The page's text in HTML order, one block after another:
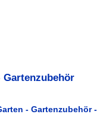
Gartenzubehör
- Gartenzubehör -